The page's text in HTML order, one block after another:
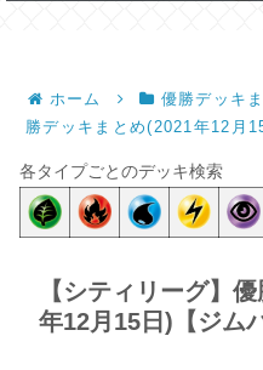
ホーム 優勝デッキ
勝デッキまとめ(2021年12月
各タイプごとのデッキ検索
【シティリーグ】
年12月15日)【ジム